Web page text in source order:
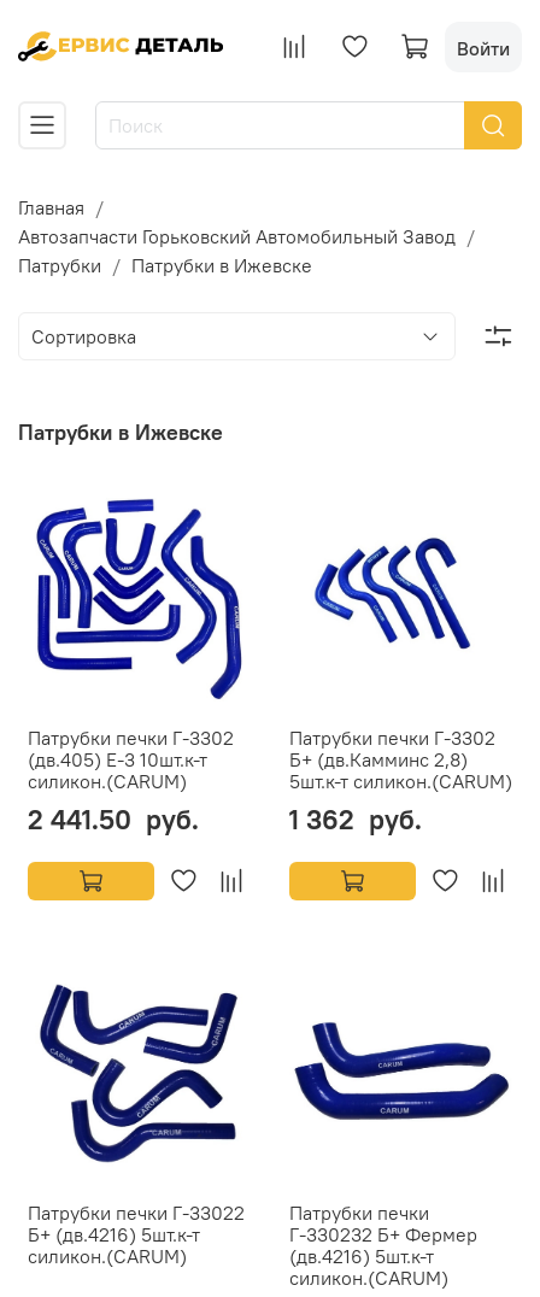
Войти
Главная
Автозапчасти Горьковский Автомобильный Завод
Патрубки
Патрубки в Ижевске
Патрубки в Ижевске
Патрубки печки Г-3302
(дв.405) Е-3 10шт.к-т
силикон.(CARUM)
2 441.50 руб.
Патрубки печки Г-3302
Б+ (дв.Камминс 2,8)
5шт.к-т силикон.(CARUM)
1 362 руб.
Патрубки печки Г-33022
Б+ (дв.4216) 5шт.к-т
силикон.(CARUM)
Патрубки печки
Г-330232 Б+ Фермер
(дв.4216) 5шт.к-т
силикон.(CARUM)